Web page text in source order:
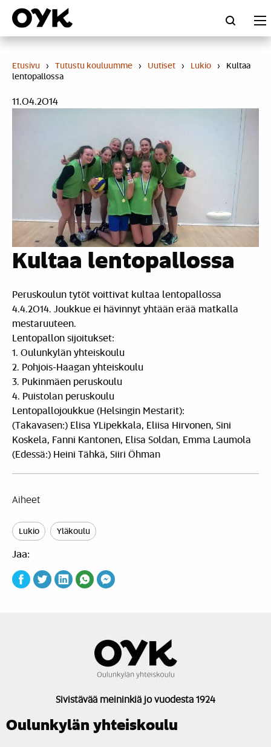
Skip
content
Etusivu › Tutustu kouluumme › Uutiset › Lukio › Kultaa
lentopallossa
11.04.2014
Kultaa lentopallossa
Peruskoulun tytöt voittivat kultaa lentopallossa
4.4.2014. Joukkue ei hävinnyt yhtään erää matkalla
mestaruuteen.
Lentopallon sijoitukset:
1. Oulunkylän yhteiskoulu
2. Pohjois-Haagan yhteiskoulu
3. Pukinmäen peruskoulu
4. Puistolan peruskoulu
Lentopallojoukkue (Helsingin Mestarit):
(Takavasen:) Elisa YLipekkala, Eliisa Hirvonen, Sini
Koskela, Fanni Kantonen, Elisa Soldan, Emma Laumola
(Edessä:) Heini Tähkä, Siiri Öhman
Aiheet
Lukio Yläkoulu
Jaa:
Sivistävää meininkiä jo vuodesta 1924
Oulunkylän yhteiskoulu